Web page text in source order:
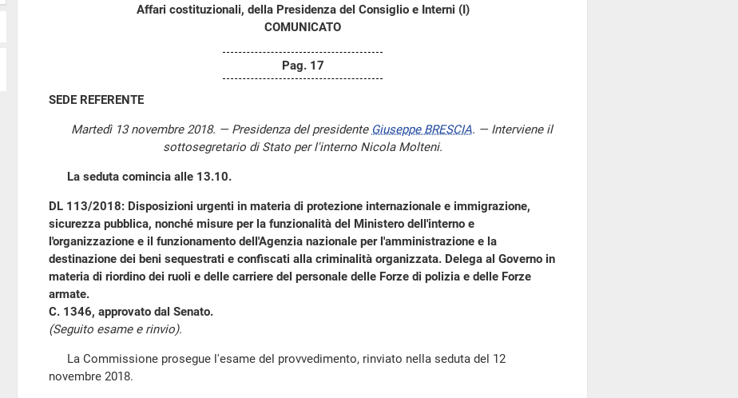
Affari costituzionali, della Presidenza del Consiglio e Interni (I)
COMUNICATO
Pag. 17
SEDE REFERENTE
Martedì 13 novembre 2018. — Presidenza del presidente Giuseppe BRESCIA. — Interviene il
sottosegretario di Stato per l'interno Nicola Molteni.
La seduta comincia alle 13.10.
DL 113/2018: Disposizioni urgenti in materia di protezione internazionale e immigrazione,
sicurezza pubblica, nonché misure per la funzionalità del Ministero dell'interno e
l'organizzazione e il funzionamento dell'Agenzia nazionale per l'amministrazione e la
destinazione dei beni sequestrati e confiscati alla criminalità organizzata. Delega al Governo in
materia di riordino dei ruoli e delle carriere del personale delle Forze di polizia e delle Forze
armate.
C. 1346, approvato dal Senato.
(Seguito esame e rinvio).
La Commissione prosegue l'esame del provvedimento, rinviato nella seduta del 12
novembre 2018.